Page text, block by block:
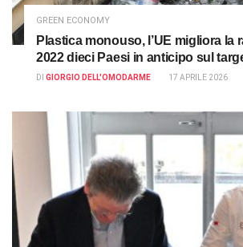
GREEN ECONOMY
Plastica monouso, l’UE migliora la
2022 dieci Paesi in anticipo sul
DI GIORGIO DELL'OMODARME 17 APRILE 2026